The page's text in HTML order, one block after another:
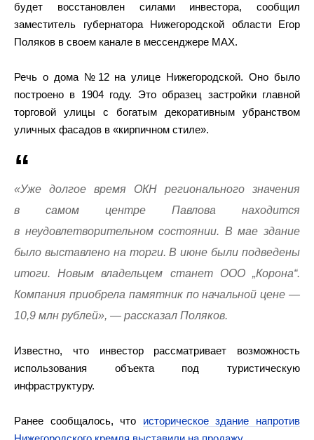
будет восстановлен силами инвестора, сообщил
заместитель губернатора Нижегородской области Егор
Поляков в своем канале в мессенджере МАХ.
Речь о дома №12 на улице Нижегородской. Оно было
построено в 1904 году. Это образец застройки главной
торговой улицы с богатым декоративным убранством
уличных фасадов в «кирпичном стиле».
«Уже долгое время ОКН регионального значения
в самом центре Павлова находится
в неудовлетворительном состоянии. В мае здание
было выставлено на торги. В июне были подведены
итоги. Новым владельцем станет ООО „Корона“.
Компания приобрела памятник по начальной цене —
10,9 млн рублей», — рассказал Поляков.
Известно, что инвестор рассматривает возможность
использования объекта под туристическую
инфраструктуру.
Ранее сообщалось, что историческое здание напротив